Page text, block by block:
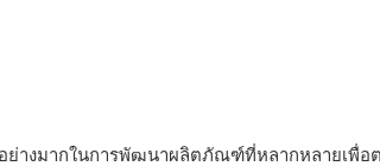
ย่างมากในการพัฒนาผลิตภัณฑ์ที่หลากหลายเพื่